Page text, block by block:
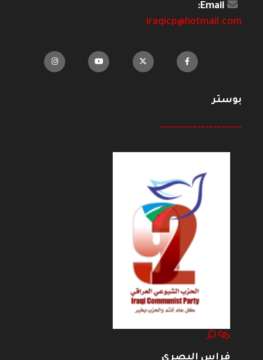
Email:
iraqicp@hotmail.com
بوستر
--------------------
فراس البصري